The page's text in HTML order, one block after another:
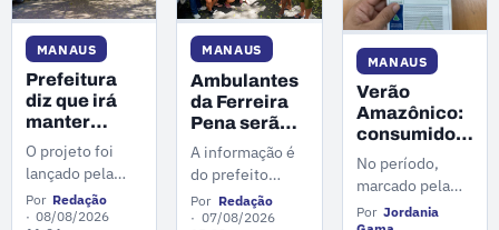
MANAUS
Prefeitura
diz que irá
manter
árvores em
novo projeto
de Rua
Gastronômica
O projeto foi
lançado pela
Prefeitura de
Manaus nesta
Por Redação
08/08/2026
MANAUS
Ambulantes
da Ferreira
Pena serão
realocados
por projeto
de Rua
Gastronômica
A informação é
do prefeito
Renato Junior
durante a
Por Redação
07/08/2026
MANAUS
Verão
Amazônico:
consumidores
em Manaus
relatam
aumento de
até 30% na
No período,
marcado pela
redução das
Por Jordania